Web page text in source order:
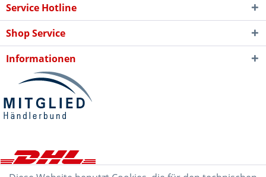
Service Hotline
Shop Service
Informationen